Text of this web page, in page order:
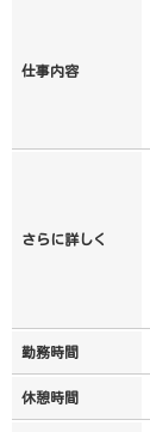
仕事内容
さらに詳しく
勤務時間
休憩時間